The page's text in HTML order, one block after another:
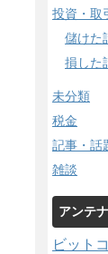
投資・取引
儲けた
損した
未分類
税金
記事・話
雑談
アンテ
ビット